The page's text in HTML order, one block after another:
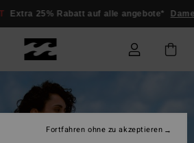
Extra 25% Rabatt auf alle angebote* Damen
Fortfahren ohne zu akzeptieren